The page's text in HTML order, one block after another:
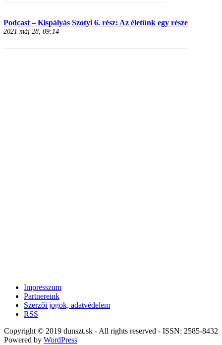
Podcast – Kispályás Szotyi 6. rész: Az életünk egy része
2021 máj 28, 09:14
Impresszum
Partnereink
Szerzői jogok, adatvédelem
RSS
Copyright © 2019 dunszt.sk - All rights reserved - ISSN: 2585-8432
Powered by WordPress